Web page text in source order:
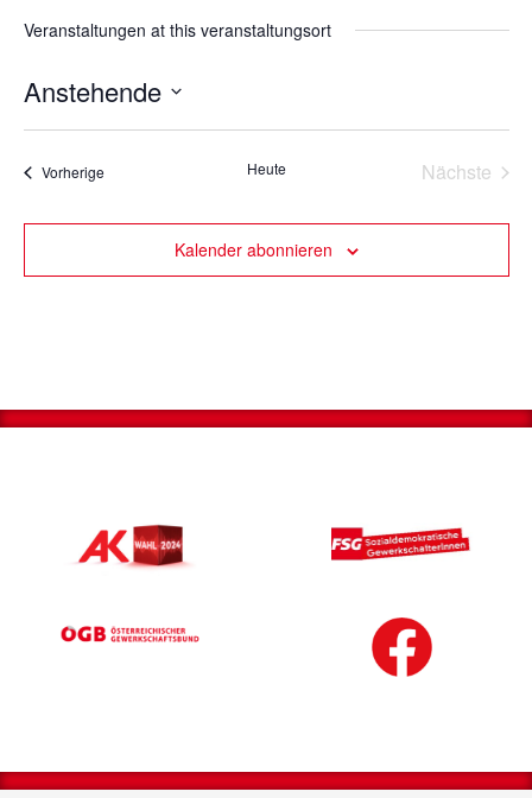
Veranstaltungen at this veranstaltungsort
Anstehende
wählen.
VorherigeVeranstaltungen Heute Nächste
Kalender abonnieren